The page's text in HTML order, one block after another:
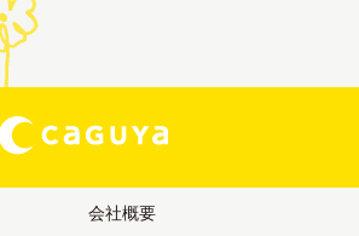
会社概要